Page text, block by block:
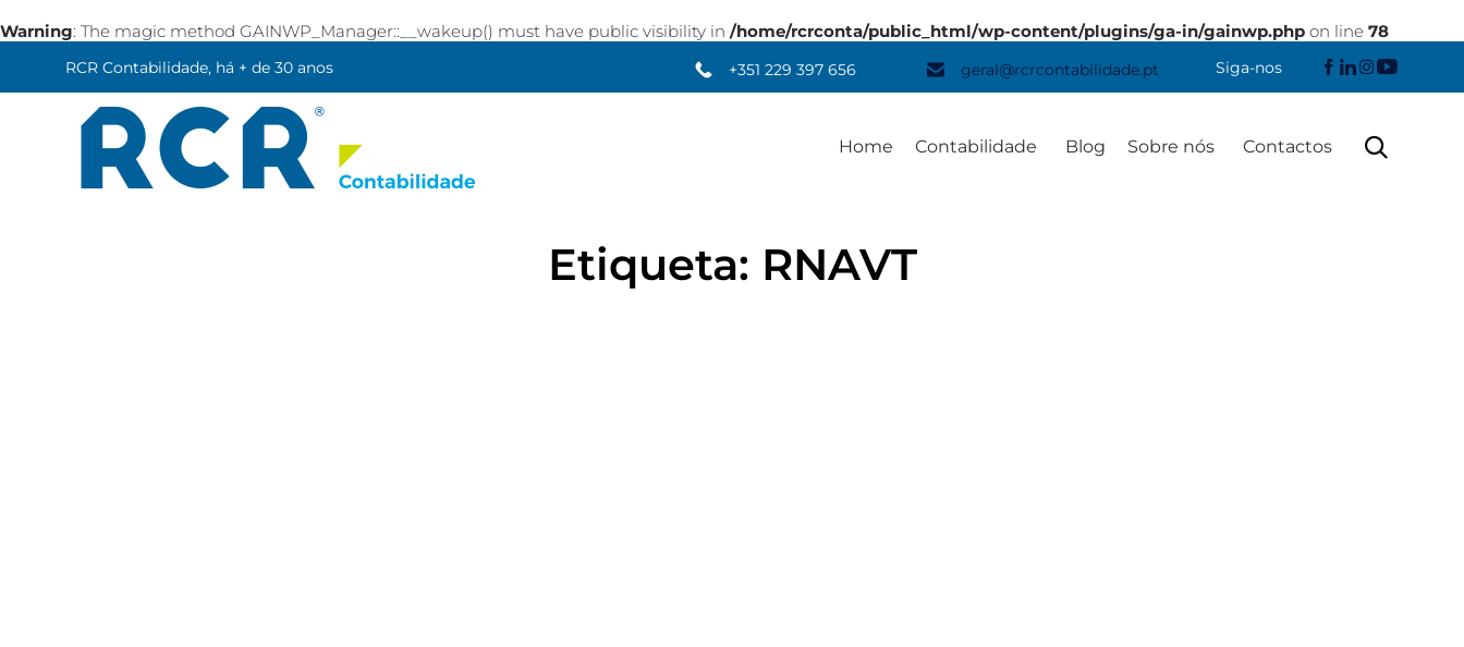
Warning: The magic method GAINWP_Manager::__wakeup() must have public visibility in /home/rcrconta/public_html/wp-content/plugins/ga-in/gainwp.php on line 78
RCR Contabilidade, há + de 30 anos +351 229 397 656 geral@rcrcontabilidade.pt Siga-nos
Home Contabilidade Blog Sobre nós Contactos 
Etiqueta: RNAVT